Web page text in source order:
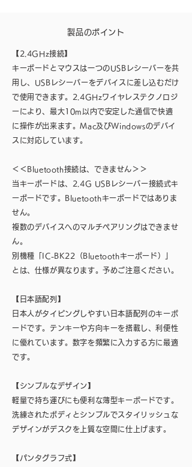
製品のポイント
【2.4GHz接続】
キーボードとマウスは一つのUSBレシーバーを共
用し、USBレシーバーをデバイスに差し込むだけ
で使用できます。2.4GHzワイヤレステクノロジ
ーにより、最大10m以内で安定した通信で快適
に操作が出来ます。Mac及びWindowsのデバイ
スに対応しています。
＜＜Bluetooth接続は、できません＞＞
当キーボードは、2.4G USBレシーバー接続式キ
ーボードです。Bluetoothキーボードではありま
せん。
複数のデバイスへのマルチペアリングはできませ
ん。
別機種「IC-BK22（Bluetoothキーボード）」
とは、仕様が異なります。予めご注意ください。
【日本語配列】
日本人がタイピングしやすい日本語配列のキーボ
ードです。テンキーや方向キーを搭載し、利便性
に優れています。数字を頻繁に入力する方に最適
です。
【シンプルなデザイン】
軽量で持ち運びにも便利な薄型キーボードです。
洗練されたボディとシンプルでスタイリッシュな
デザインがデスクを上質な空間に仕上げます。
【パンタグラフ式】